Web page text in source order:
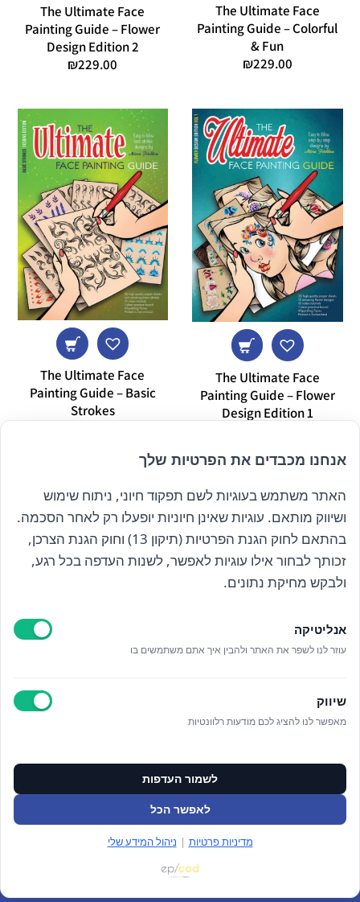
The Ultimate Face
Painting Guide – Colorful
& Fun
₪229.00
The Ultimate Face
Painting Guide – Flower
Design Edition 2
₪229.00
The Ultimate Face
Painting Guide – Flower
Design Edition 1
The Ultimate Face
Painting Guide – Basic
Strokes
הרשם לניוזלטר שלנו
קראתי ואני מאשר/ת את
כל הזכויות שמורות אנה ויסטריך
ניהול מידע אישי
ניהול עוגיות
תקנון האתר
צור קשר
אנחנו מכבדים את הפרטיות שלך
האתר משתמש בעוגיות לשם תפקוד חיוני, ניתוח שימוש
ושיווק מותאם. עוגיות שאינן חיוניות יופעלו רק לאחר הסכמה.
בהתאם לחוק הגנת הפרטיות (תיקון 13) וחוק הגנת הצרכן,
זכותך לבחור אילו עוגיות לאפשר, לשנות העדפה בכל רגע,
ולבקש מחיקת נתונים.
אנליטיקה
עוזר לנו לשפר את האתר ולהבין איך אתם משתמשים בו
שיווק
מאפשר לנו להציג לכם מודעות רלוונטיות
לשמור העדפות
לאפשר הכל
מדיניות פרטיות | ניהול המידע שלי